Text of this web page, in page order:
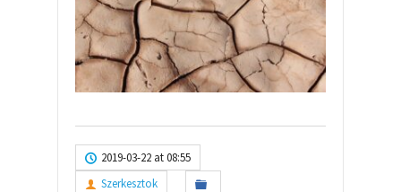
2019-03-22 at 08:55
Szerkesztok